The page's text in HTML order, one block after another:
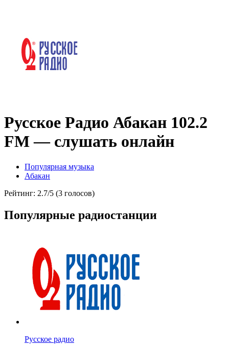
Русское Радио Абакан 102.2
FM — слушать онлайн
Популярная музыка
Абакан
Рейтинг: 2.7/5 (3 голосов)
Популярные радиостанции
Русское радио